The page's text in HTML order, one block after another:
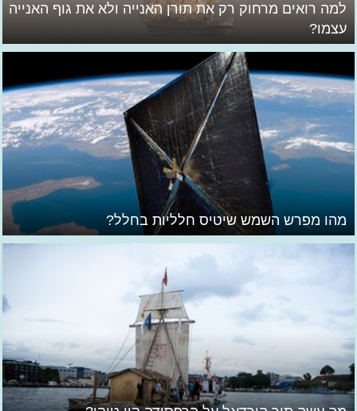
למה רואים מרחוק רק את תורן האנייה ולא את גוף האנייה
עצמו?
מהו מפרש השמש שיטיס חלליות בחלל?